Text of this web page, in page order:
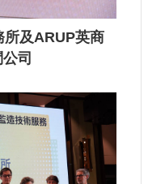
所及ARUP英商
司